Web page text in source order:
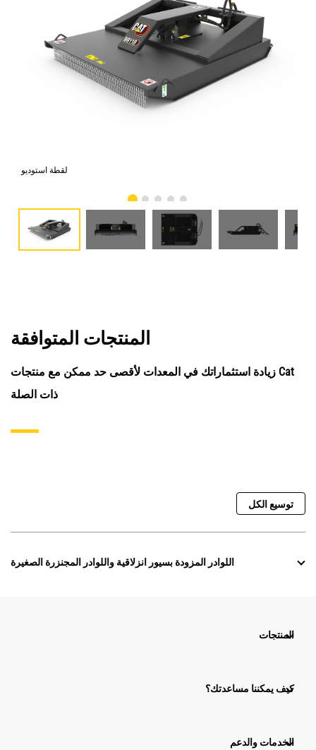
لقطة استوديو
المنتجات المتوافقة
زيادة استثماراتك في المعدات لأقصى حد ممكن مع منتجات Cat
ذات الصلة
توسيع الكل
اللوادر المزودة بسيور انزلاقية واللوادر المجنزرة الصغيرة
المنتجات
كيف يمكننا مساعدتك؟
الخدمات والدعم